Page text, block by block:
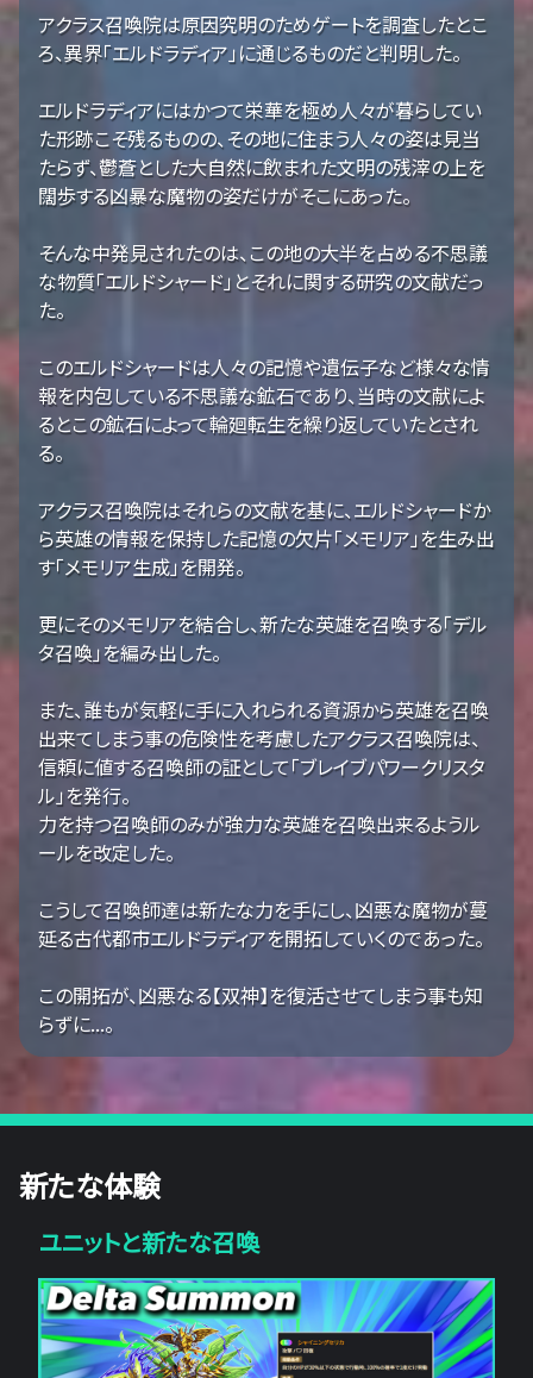
アクラス召喚院は原因究明のためゲートを調査したとこ
ろ、異界「エルドラディア」に通じるものだと判明した。
エルドラディアにはかつて栄華を極め人々が暮らしてい
た形跡こそ残るものの、その地に住まう人々の姿は見当
たらず、鬱蒼とした大自然に飲まれた文明の残滓の上を
闊歩する凶暴な魔物の姿だけがそこにあった。
そんな中発見されたのは、この地の大半を占める不思議
な物質「エルドシャード」とそれに関する研究の文献だっ
た。
このエルドシャードは人々の記憶や遺伝子など様々な情
報を内包している不思議な鉱石であり、当時の文献によ
るとこの鉱石によって輪廻転生を繰り返していたとされ
る。
アクラス召喚院はそれらの文献を基に、エルドシャードか
ら英雄の情報を保持した記憶の欠片「メモリア」を生み出
す「メモリア生成」を開発。
更にそのメモリアを結合し、新たな英雄を召喚する「デル
タ召喚」を編み出した。
また、誰もが気軽に手に入れられる資源から英雄を召喚
出来てしまう事の危険性を考慮したアクラス召喚院は、
信頼に値する召喚師の証として「ブレイブパワークリスタ
ル」を発行。
力を持つ召喚師のみが強力な英雄を召喚出来るようル
ールを改定した。
こうして召喚師達は新たな力を手にし、凶悪な魔物が蔓
延る古代都市エルドラディアを開拓していくのであった。
この開拓が、凶悪なる【双神】を復活させてしまう事も知
らずに...。
新たな体験
ユニットと新たな召喚